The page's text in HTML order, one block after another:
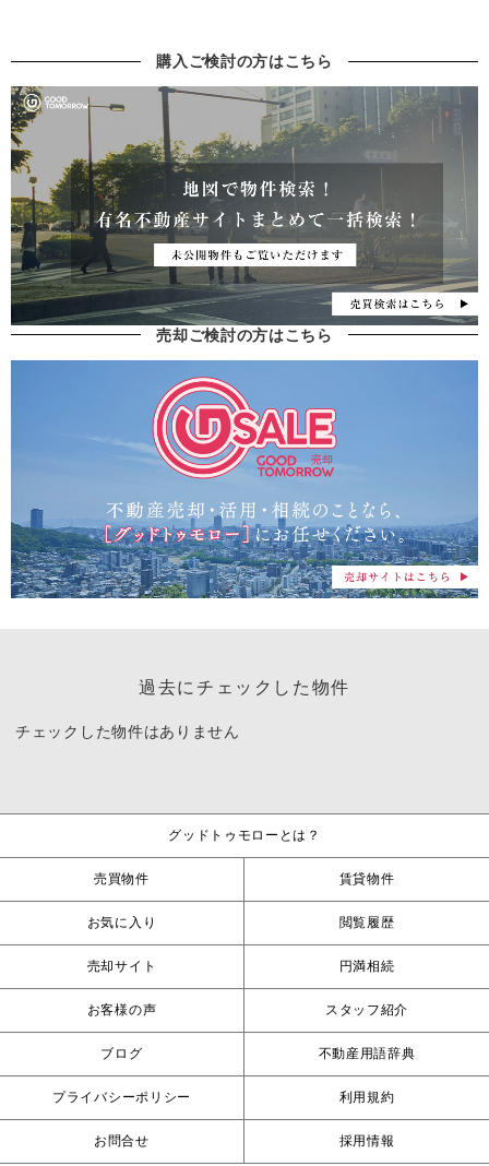
購入ご検討の方はこちら
売却ご検討の方はこちら
過去にチェックした物件
チェックした物件はありません
グッドトゥモローとは？
売買物件 賃貸物件
お気に入り 閲覧履歴
売却サイト 円満相続
お客様の声 スタッフ紹介
ブログ 不動産用語辞典
プライバシーポリシー 利用規約
お問合せ 採用情報